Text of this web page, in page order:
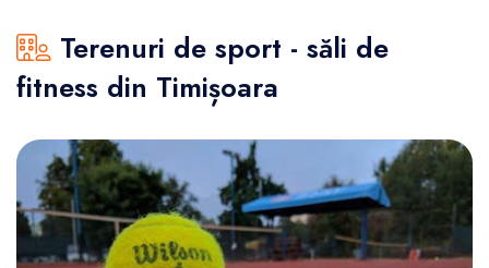
Terenuri de sport - săli de
fitness din Timișoara